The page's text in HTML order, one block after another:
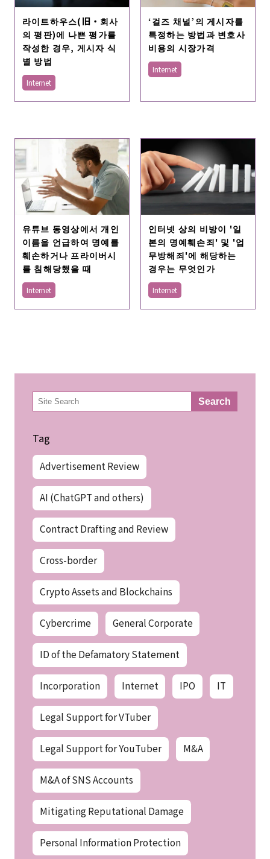
라이트하우스(旧・회사
의 평판)에 나쁜 평가를
작성한 경우, 게시자 식
별 방법
Internet
‘걸즈 채널’의 게시자를
특정하는 방법과 변호사
비용의 시장가격
Internet
유튜브 동영상에서 개인
이름을 언급하여 명예를
훼손하거나 프라이버시
를 침해당했을 때
Internet
인터넷 상의 비방이 '일
본의 명예훼손죄' 및 '업
무방해죄'에 해당하는
경우는 무엇인가
Internet
検
索 Search
Tag
Advertisement Review
AI (ChatGPT and others)
Contract Drafting and Review
Cross-border
Crypto Assets and Blockchains
Cybercrime General Corporate
ID of the Defamatory Statement
Incorporation Internet IPO IT
Legal Support for VTuber
Legal Support for YouTuber M&A
M&A of SNS Accounts
Mitigating Reputational Damage
Personal Information Protection